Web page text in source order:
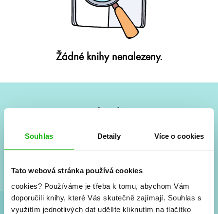
Souhlas Detaily Více o cookies
Tato webová stránka používá cookies
cookies? Používáme je třeba k tomu, abychom Vám
doporučili knihy, které Vás skutečně zajímají. Souhlas s
využitím jednotlivých dat udělíte kliknutím na tlačítko
Žádné knihy nenalezeny.
Vše kolem #youngadult každý měsíc rovnou do mailu!
a seriálové adaptace a další.